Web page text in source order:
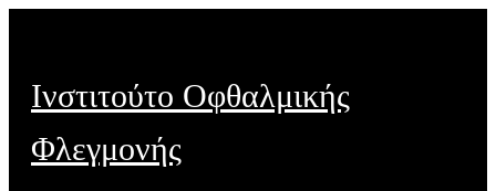
Ινστιτούτο Οφθαλμικής
Φλεγμονής